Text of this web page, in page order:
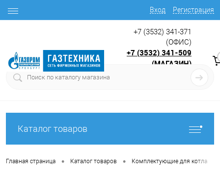
Вход Регистрация
+7 (3532) 341-371
(ОФИС)
+7 (3532) 341-509
(МАГАЗИН)
Каталог товаров
Главная страница • Каталог товаров • Комплектующие для котла